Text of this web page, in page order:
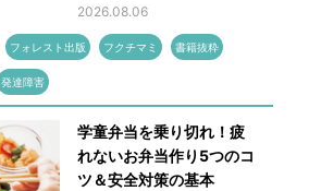
2026.08.06
フォレスト出版 フクチマミ 書籍抜粋
発達障害
学童弁当を乗り切れ！疲
れないお弁当作り5つのコ
ツ＆安全対策の基本